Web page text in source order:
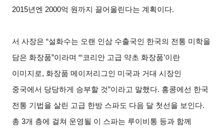
2015년엔 2000억 원까지 끌어올린다는 계획이다.
서 사장은 “설화수는 오랜 인삼 수출국인 한국의 전통 미학을
담은 화장품”이라며 “‘코리안 고급 약초 화장품’이란
이미지로, 화장품 메이저리그인 미국과 거대 시장인
중국에서 당당하게 승부할 것”이라고 말했다. 홍콩에선 한국
전통 기법을 살린 고급 한방 스파도 다음 달 첫선을 보인다.
총 3개 층에 걸쳐 운영될 이 스파는 루이비통 등과 함께